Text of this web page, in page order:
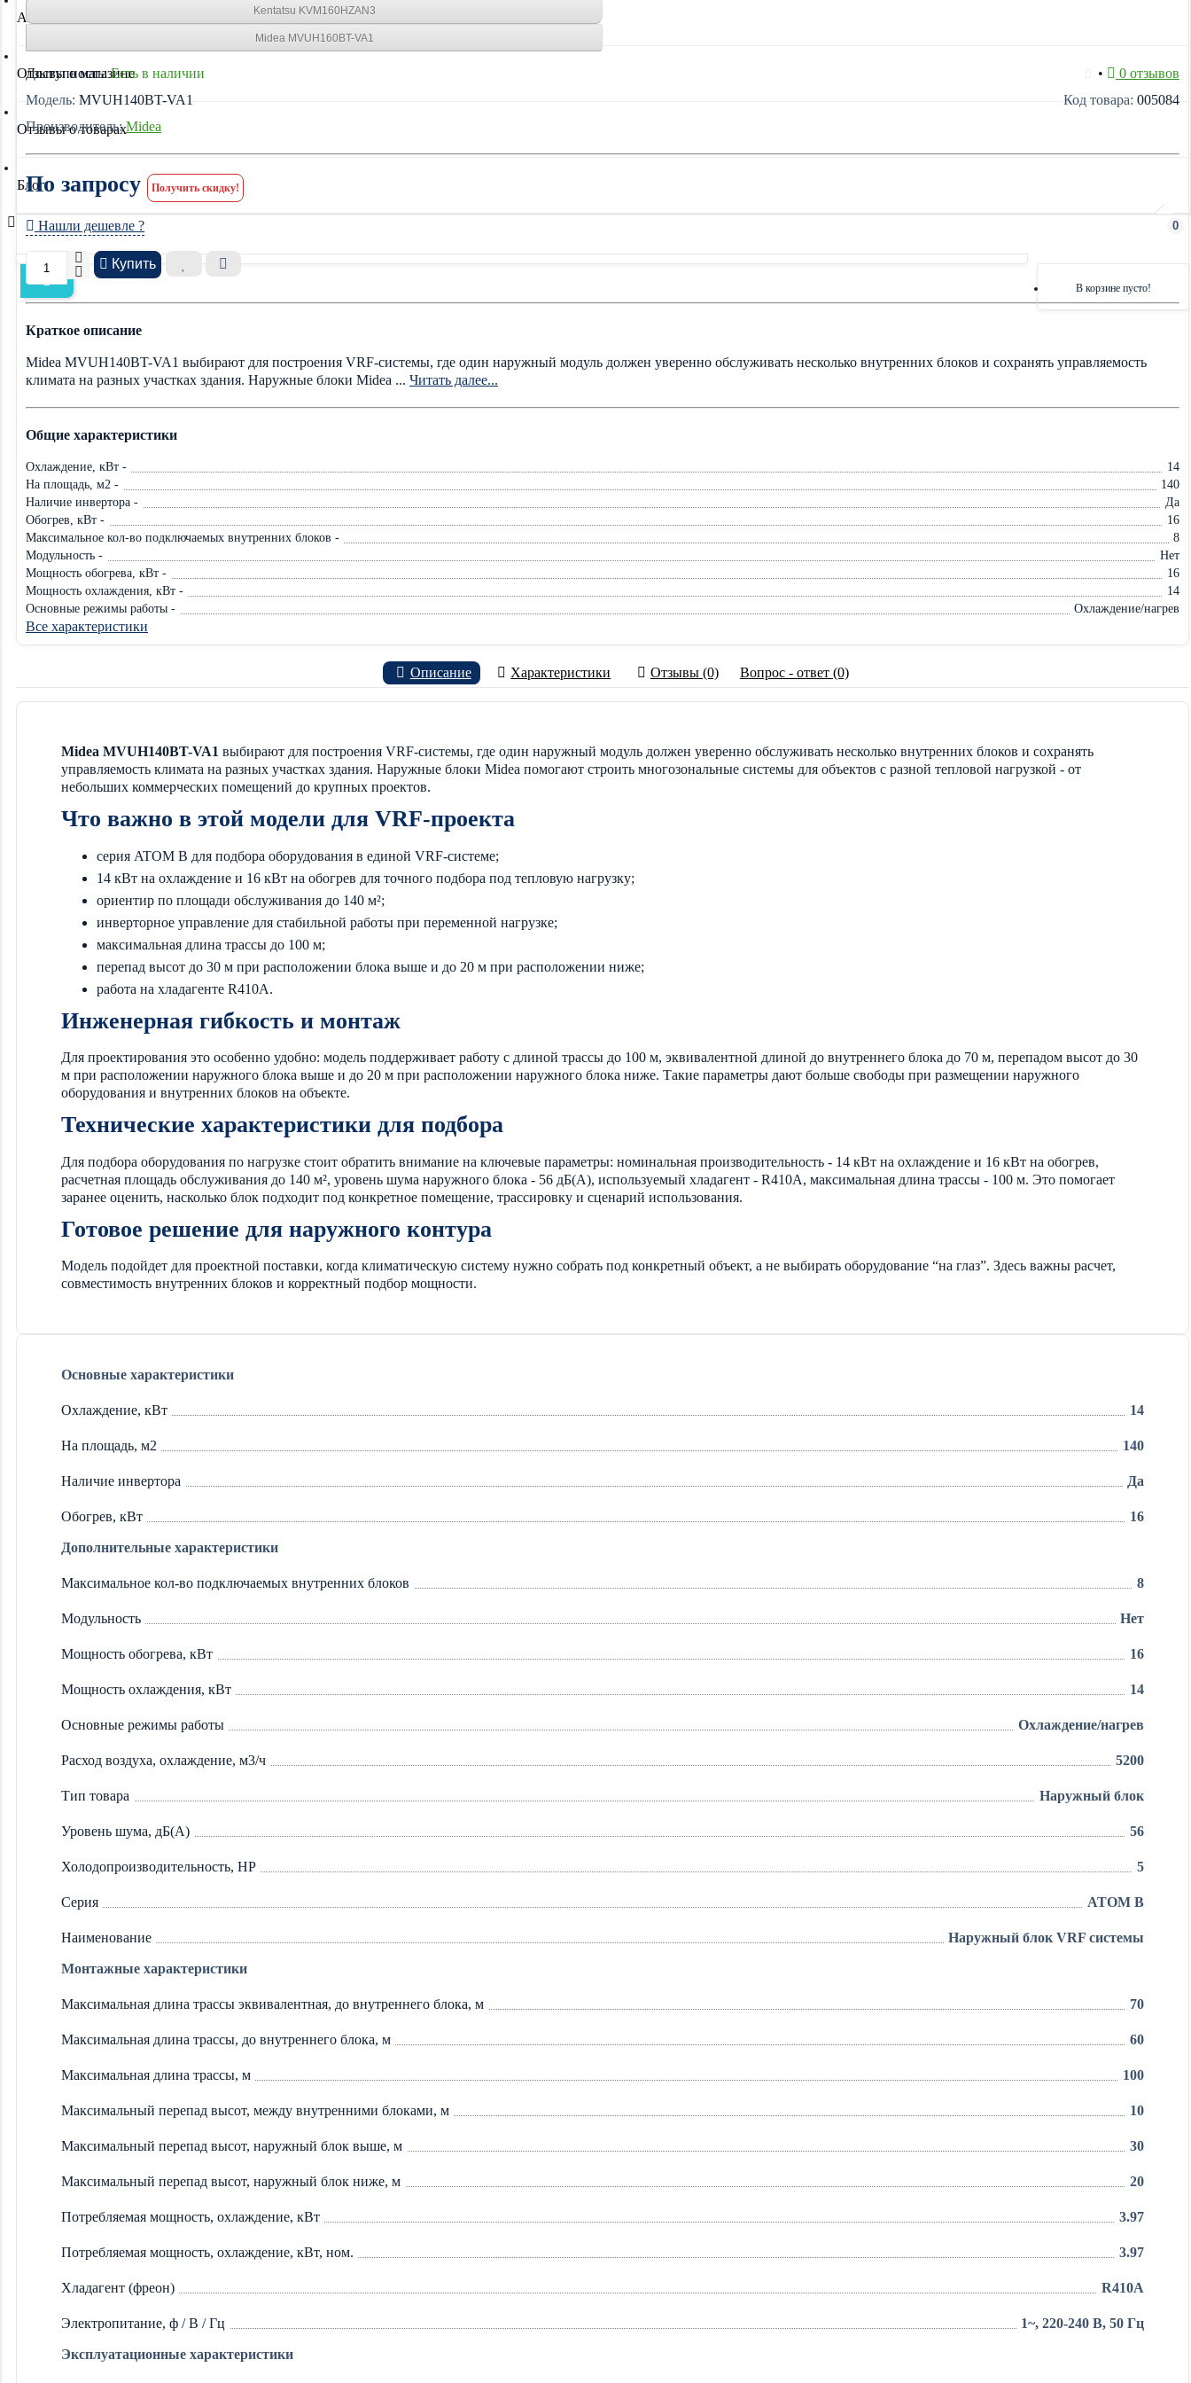
Акции
Отзывы о магазине
Отзывы о товарах
Блог
0
В корзине пусто!
Kentatsu KVM160HZAN3
Midea MVUH160BT-VA1
Доступность: Есть в наличии •
0 отзывов
Модель: MVUH140BT-VA1 Код товара: 005084
Производитель: Midea
По запросу Получить скидку!
Нашли дешевле ?
Купить
Краткое описание
Midea MVUH140BT-VA1 выбирают для построения VRF-системы, где один наружный модуль должен уверенно обслуживать несколько внутренних блоков и сохранять управляемость
климата на разных участках здания. Наружные блоки Midea ... Читать далее...
Общие характеристики
Охлаждение, кВт -
14
На площадь, м2 -
140
Наличие инвертора -
Да
Обогрев, кВт -
16
Максимальное кол-во подключаемых внутренних блоков -
8
Модульность -
Нет
Мощность обогрева, кВт -
16
Мощность охлаждения, кВт -
14
Основные режимы работы -
Охлаждение/нагрев
Все характеристики
Описание Характеристики Отзывы (0) Вопрос - ответ (0)
Midea MVUH140BT-VA1 выбирают для построения VRF-системы, где один наружный модуль должен уверенно обслуживать несколько внутренних блоков и сохранять
управляемость климата на разных участках здания. Наружные блоки Midea помогают строить многозональные системы для объектов с разной тепловой нагрузкой - от
небольших коммерческих помещений до крупных проектов.
Что важно в этой модели для VRF-проекта
серия ATOM B для подбора оборудования в единой VRF-системе;
14 кВт на охлаждение и 16 кВт на обогрев для точного подбора под тепловую нагрузку;
ориентир по площади обслуживания до 140 м²;
инверторное управление для стабильной работы при переменной нагрузке;
максимальная длина трассы до 100 м;
перепад высот до 30 м при расположении блока выше и до 20 м при расположении ниже;
работа на хладагенте R410A.
Инженерная гибкость и монтаж
Для проектирования это особенно удобно: модель поддерживает работу с длиной трассы до 100 м, эквивалентной длиной до внутреннего блока до 70 м, перепадом высот до 30
м при расположении наружного блока выше и до 20 м при расположении наружного блока ниже. Такие параметры дают больше свободы при размещении наружного
оборудования и внутренних блоков на объекте.
Технические характеристики для подбора
Для подбора оборудования по нагрузке стоит обратить внимание на ключевые параметры: номинальная производительность - 14 кВт на охлаждение и 16 кВт на обогрев,
расчетная площадь обслуживания до 140 м², уровень шума наружного блока - 56 дБ(А), используемый хладагент - R410A, максимальная длина трассы - 100 м. Это помогает
заранее оценить, насколько блок подходит под конкретное помещение, трассировку и сценарий использования.
Готовое решение для наружного контура
Модель подойдет для проектной поставки, когда климатическую систему нужно собрать под конкретный объект, а не выбирать оборудование “на глаз”. Здесь важны расчет,
совместимость внутренних блоков и корректный подбор мощности.
Основные характеристики
Охлаждение, кВт 14
На площадь, м2 140
Наличие инвертора Да
Обогрев, кВт 16
Дополнительные характеристики
Максимальное кол-во подключаемых внутренних блоков 8
Модульность Нет
Мощность обогрева, кВт 16
Мощность охлаждения, кВт 14
Основные режимы работы Охлаждение/нагрев
Расход воздуха, охлаждение, м3/ч 5200
Тип товара Наружный блок
Уровень шума, дБ(А) 56
Холодопроизводительность, HP 5
Серия ATOM B
Наименование Наружный блок VRF системы
Монтажные характеристики
Максимальная длина трассы эквивалентная, до внутреннего блока, м 70
Максимальная длина трассы, до внутреннего блока, м 60
Максимальная длина трассы, м 100
Максимальный перепад высот, между внутренними блоками, м 10
Максимальный перепад высот, наружный блок выше, м 30
Максимальный перепад высот, наружный блок ниже, м 20
Потребляемая мощность, охлаждение, кВт 3.97
Потребляемая мощность, охлаждение, кВт, ном. 3.97
Хладагент (фреон) R410A
Электропитание, ф / В / Гц 1~, 220-240 В, 50 Гц
Эксплуатационные характеристики